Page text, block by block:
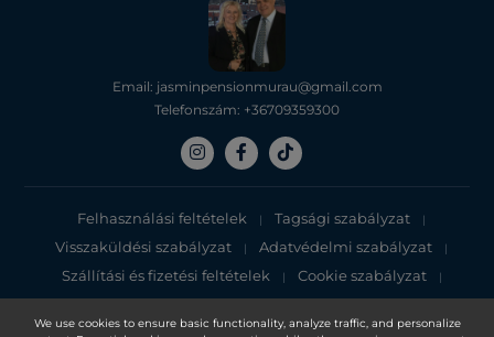
We use cookies to ensure basic functionality, analyze traffic, and personalize
Email: jasminpensionmurau@gmail.com
Telefonszám: +36709359300
Felhasználási feltételek | Tagsági szabályzat |
Visszaküldési szabályzat | Adatvédelmi szabályzat |
Szállítási és fizetési feltételek | Cookie szabályzat |
Adatvédelmi tájékoztató